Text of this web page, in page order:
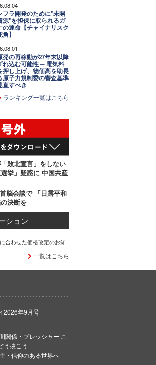
フラ開発のために"未開
源"を担保に取られるガ
の運命【チャイナリスク
】
発の再稼動が27年末以降
れ込む可能性 ─ 電気料
押し上げ、物価高を助長
原子力規制委の審査基準
直すべき
ランキング一覧はこちら
敗北宣言」をしない
挙」疑惑に 中国共産
脳会談で 「日露平和
決断を
ション
合わせた価格改定のお知
一覧はこちら
2026年9月号
関係・プレッシャー こ
う抜こう
・信仰のある世界へ